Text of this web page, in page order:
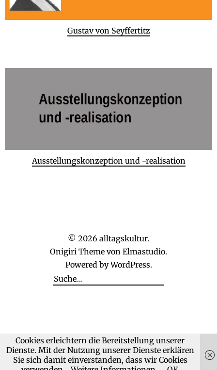
Gustav von Seyffertitz
Ausstellungskonzeption und -realisation
© 2026 alltagskultur.
Onigiri Theme von Elmastudio.
Powered byWordPress.
Cookies erleichtern die Bereitstellung unserer
Dienste. Mit der Nutzung unserer Dienste erklären
Sie sich damit einverstanden, dass wir Cookies